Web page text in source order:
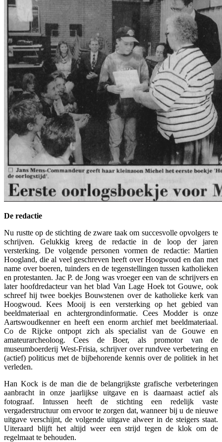
De redactie
Nu rustte op de stichting de zware taak om succesvolle opvolgers te
schrijven. Gelukkig kreeg de redactie in de loop der jaren
versterking. De volgende personen vormen de redactie: Martien
Hoogland, die al veel geschreven heeft over Hoogwoud en dan met
name over boeren, tuinders en de tegenstellingen tussen katholieken
en protestanten. Jac P. de Jong was vroeger een van de schrijvers en
later hoofdredacteur van het blad Van Lage Hoek tot Gouwe, ook
schreef hij twee boekjes Bouwstenen over de katholieke kerk van
Hoogwoud. Kees Mooij is een versterking op het gebied van
beeldmateriaal en achtergrondinformatie. Cees Modder is onze
Aartswoudkenner en heeft een enorm archief met beeldmateriaal.
Co de Rijcke ontpopt zich als specialist van de Gouwe en
amateurarcheoloog. Cees de Boer, als promotor van de
museumboerderij West-Frisia, schrijver over rundvee verbetering en
(actief) politicus met de bijbehorende kennis over de politiek in het
verleden.
Han Kock is de man die de belangrijkste grafische verbeteringen
aanbracht in onze jaarlijkse uitgave en is daarnaast actief als
fotograaf. Intussen heeft de stichting een redelijk vaste
vergaderstructuur om ervoor te zorgen dat, wanneer bij u de nieuwe
uitgave verschijnt, de volgende uitgave alweer in de steigers staat.
Uiteraard blijft het altijd weer een strijd tegen de klok om de
regelmaat te behouden.